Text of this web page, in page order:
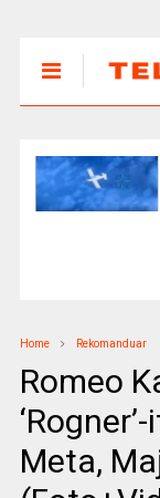
Home Rekomanduar
Romeo
Meta,